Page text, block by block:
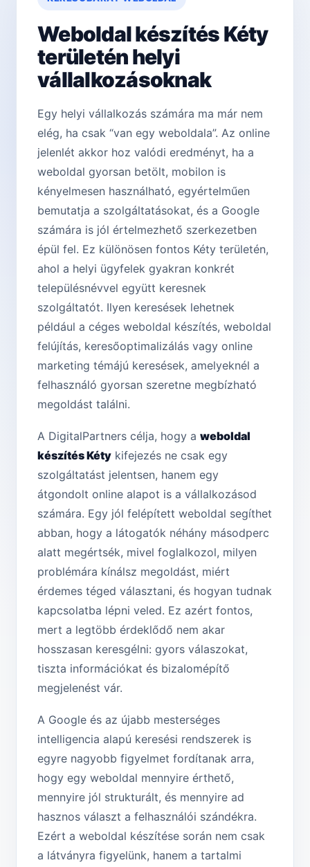
Weboldal készítés Kéty
területén helyi
vállalkozásoknak
Egy helyi vállalkozás számára ma már nem
elég, ha csak “van egy weboldala”. Az online
jelenlét akkor hoz valódi eredményt, ha a
weboldal gyorsan betölt, mobilon is
kényelmesen használható, egyértelműen
bemutatja a szolgáltatásokat, és a Google
számára is jól értelmezhető szerkezetben
épül fel. Ez különösen fontos Kéty területén,
ahol a helyi ügyfelek gyakran konkrét
településnévvel együtt keresnek
szolgáltatót. Ilyen keresések lehetnek
például a céges weboldal készítés, weboldal
felújítás, keresőoptimalizálás vagy online
marketing témájú keresések, amelyeknél a
felhasználó gyorsan szeretne megbízható
megoldást találni.
A DigitalPartners célja, hogy a weboldal
készítés Kéty kifejezés ne csak egy
szolgáltatást jelentsen, hanem egy
átgondolt online alapot is a vállalkozásod
számára. Egy jól felépített weboldal segíthet
abban, hogy a látogatók néhány másodperc
alatt megértsék, mivel foglalkozol, milyen
problémára kínálsz megoldást, miért
érdemes téged választani, és hogyan tudnak
kapcsolatba lépni veled. Ez azért fontos,
mert a legtöbb érdeklődő nem akar
hosszasan keresgélni: gyors válaszokat,
tiszta információkat és bizalomépítő
megjelenést vár.
A Google és az újabb mesterséges
intelligencia alapú keresési rendszerek is
egyre nagyobb figyelmet fordítanak arra,
hogy egy weboldal mennyire érthető,
mennyire jól strukturált, és mennyire ad
hasznos választ a felhasználói szándékra.
Ezért a weboldal készítése során nem csak
a látványra figyelünk, hanem a tartalmi